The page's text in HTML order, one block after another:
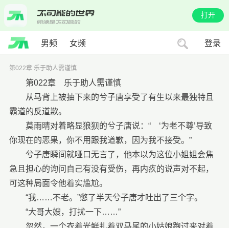
打开
男频 女频 登录
第022章 乐于助人需谨慎
第022章 乐于助人需谨慎
从马背上被抽下来的兮子唐享受了有生以来最独特且
霸道的反道歉。
莫雨晴对着略显狼狈的兮子唐说：“ ‘为老不尊’导致
你现在的恶果，你不用跟我道歉，因为我不接受。”
兮子唐瞬间就哑口无言了，他本以为这位小姐姐会焦
急且担心的询问自己有没有受伤，再内疚的说声对不起，
可这种局面令他着实尴尬。
“我……不老。”憋了半天兮子唐才吐出了三个字。
“大哥大嫂，打扰一下……”
忽然，一个衣着光鲜扎着双马尾的小姑娘跑过来对着